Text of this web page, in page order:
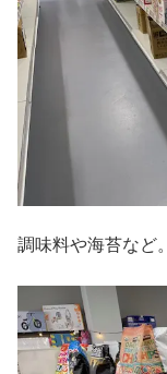
調味料や海苔など